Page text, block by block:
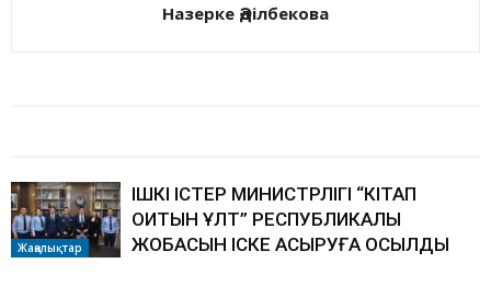
Назерке Әділбекова
Жаңалықтар
ІШКІ ІСТЕР МИНИСТРЛІГІ “КІТАП
ОҚИТЫН ҰЛТ” РЕСПУБЛИКАЛЫҚ
ЖОБАСЫН ІСКЕ АСЫРУҒА ҚОСЫЛДЫ